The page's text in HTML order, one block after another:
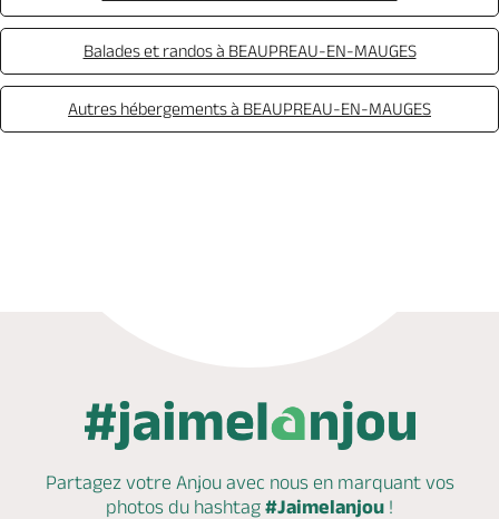
Balades et randos à BEAUPREAU-EN-MAUGES
Autres hébergements à BEAUPREAU-EN-MAUGES
Partagez votre Anjou avec nous en marquantvos
photos du hashtag #Jaimelanjou !